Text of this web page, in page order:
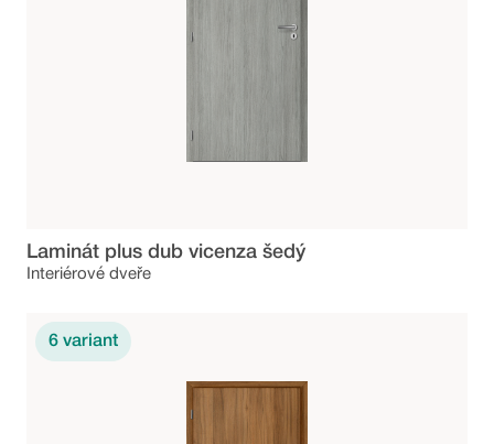
Laminát plus dub vicenza šedý
Interiérové dveře
6 variant